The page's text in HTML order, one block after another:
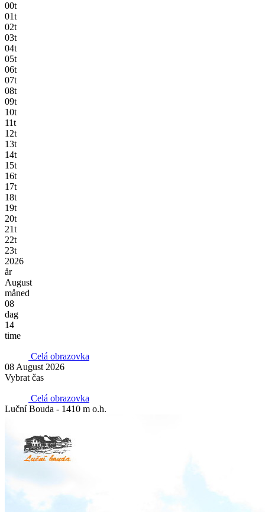
00t
01t
02t
03t
04t
05t
06t
07t
08t
09t
10t
11t
12t
13t
14t
15t
16t
17t
18t
19t
20t
21t
22t
23t
2026
år
August
måned
08
dag
14
time
Celá obrazovka
08 August 2026
Vybrat čas
Celá obrazovka
Luční Bouda - 1410 m o.h.